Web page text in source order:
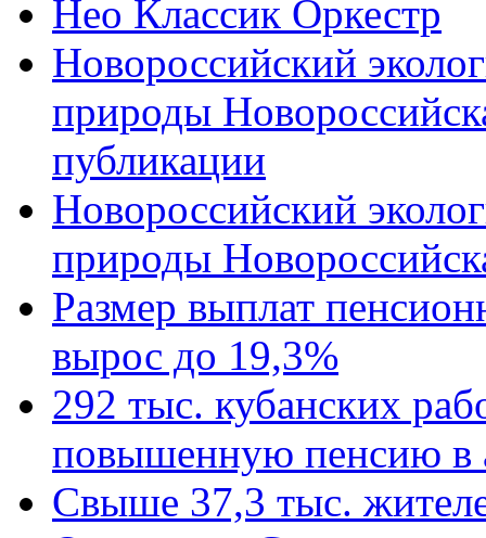
Нео Классик Оркестр
Новороссийский
природы
публикации
Новороссийский
природы
Размер выплат
вырос до 19,3%
292 тыс. кубанских
повышенную пенсию в
Свыше 37,3 тыс.